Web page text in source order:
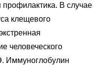
В случае
клещевого
человеческого
Иммуноглобулин